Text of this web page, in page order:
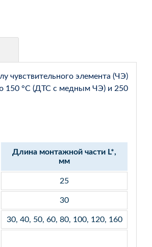
чувствительного элемента (ЧЭ)
150 °С (ДТС с медным ЧЭ) и 250
Длина монтажной части L*,
мм
25
30
30, 40, 50, 60, 80, 100, 120, 160